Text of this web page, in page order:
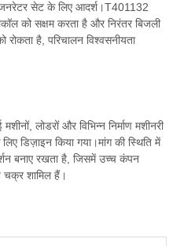
जनरेटर सेट के लिए आदर्श।T401132
को सक्षम करता है और निरंतर बिजली
रोकता है, परिचालन विश्वसनीयता
लोडरों और विभिन्न निर्माण मशीनरी
डिज़ाइन किया गया।मांग की स्थिति में
बनाए रखता है, जिसमें उच्च कंपन
चक्र शामिल हैं।